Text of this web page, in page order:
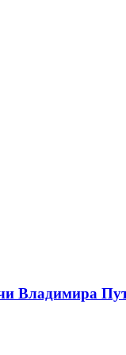
Владимира